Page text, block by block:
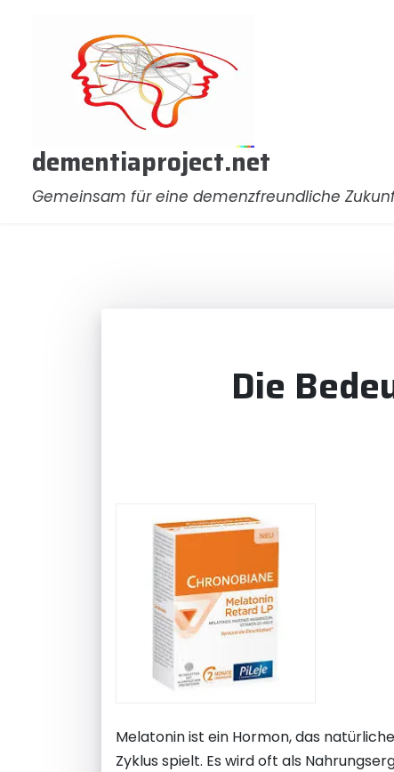
dementiaproject.net
Gemeinsam für eine demenzfreundliche
Die
Melatonin ist ein Hormon, das
Zyklus spielt. Es wird oft als